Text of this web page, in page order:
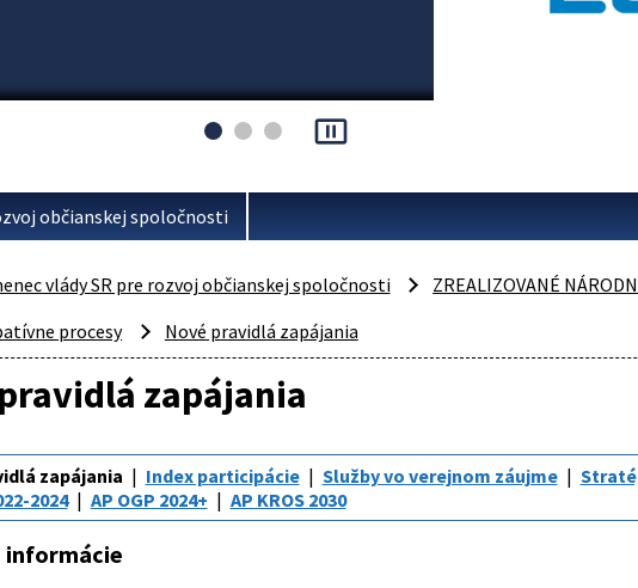
pause_presentation
občianskej spoločnosti
vlády SR pre rozvoj občianskej spoločnosti ZREALIZOVANÉ
procesy
Nové pravidlá zapájania
zapájania
zapájania Index participácie Služby vo verejnom záujme
2024
AP OGP 2024+ AP KROS 2030
informácie